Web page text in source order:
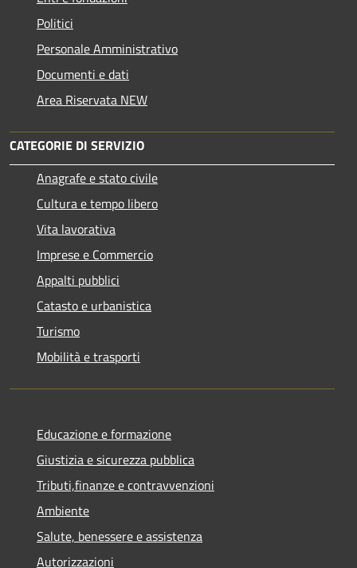
Politici
Personale Amministrativo
Documenti e dati
Area Riservata NEW
CATEGORIE DI SERVIZIO
Anagrafe e stato civile
Cultura e tempo libero
Vita lavorativa
Imprese e Commercio
Appalti pubblici
Catasto e urbanistica
Turismo
Mobilità e trasporti
Educazione e formazione
Giustizia e sicurezza pubblica
Tributi,finanze e contravvenzioni
Ambiente
Salute, benessere e assistenza
Autorizzazioni